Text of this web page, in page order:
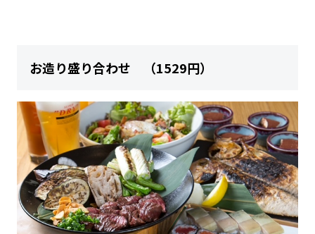
お造り盛り合わせ （1529円）